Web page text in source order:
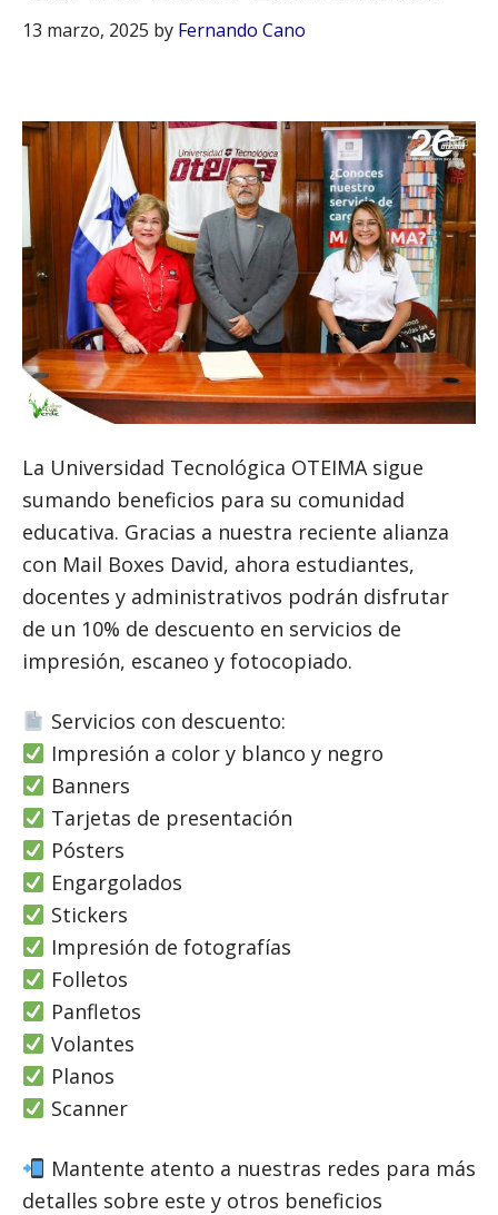
13 marzo, 2025 by Fernando Cano
La Universidad Tecnológica OTEIMA sigue
sumando beneficios para su comunidad
educativa. Gracias a nuestra reciente alianza
con Mail Boxes David, ahora estudiantes,
docentes y administrativos podrán disfrutar
de un 10% de descuento en servicios de
impresión, escaneo y fotocopiado.
Servicios con descuento:
Impresión a color y blanco y negro
Banners
Tarjetas de presentación
Pósters
Engargolados
Stickers
Impresión de fotografías
Folletos
Panfletos
Volantes
Planos
Scanner
Mantente atento a nuestras redes para más
detalles sobre este y otros beneficios